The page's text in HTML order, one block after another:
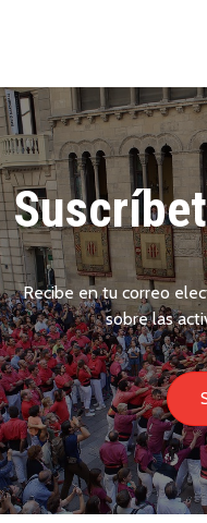
Recibe en tu correo
sobre las